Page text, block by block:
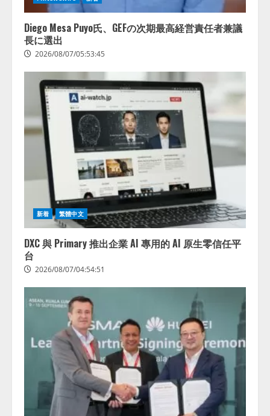
供開始
4
推薦するのか』について 企業法
務系70事務所×5つのAIで実態調査
を実施
2026/08/06/11:53:44
Diego Mesa Puyo氏、GEFの次期最高経営責任者兼議
長に選出
2026/08/07/05:53:45
新着 繁體中文
DXC 與 Primary 推出企業 AI 專用的 AI 原生零信任平
台
2026/08/07/04:54:51